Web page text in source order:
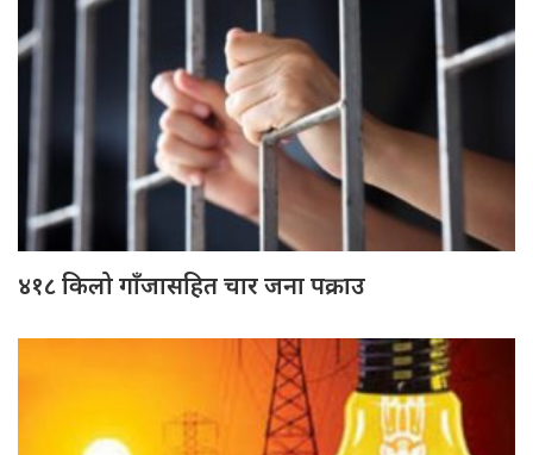
४१८ किलो गाँजासहित चार जना पक्राउ